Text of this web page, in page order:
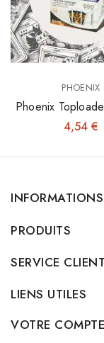
PHOENIX
Phoenix
3"x4" X25
4,54 €
PRODUITS
SERVICE CLIENT
LIENS UTILES
VOTRE COMPTE